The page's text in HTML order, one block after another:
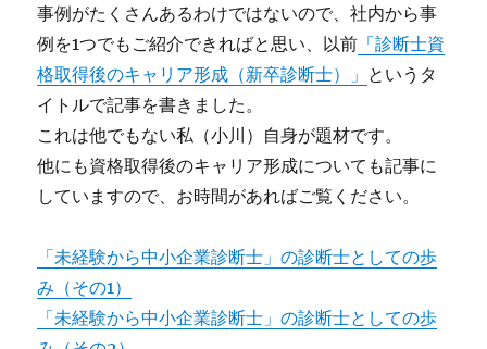
事例がたくさんあるわけではないので、社内から事
例を1つでもご紹介できればと思い、以前 「診断士資
格取得後のキャリア形成（新卒診断士）」 というタ
イトルで記事を書きました。
これは他でもない私（小川）自身が題材です。
他にも資格取得後のキャリア形成についても記事に
していますので、お時間があればご覧ください。
「未経験から中小企業診断士」の診断士としての歩
み（その1）
「未経験から中小企業診断士」の診断士としての歩